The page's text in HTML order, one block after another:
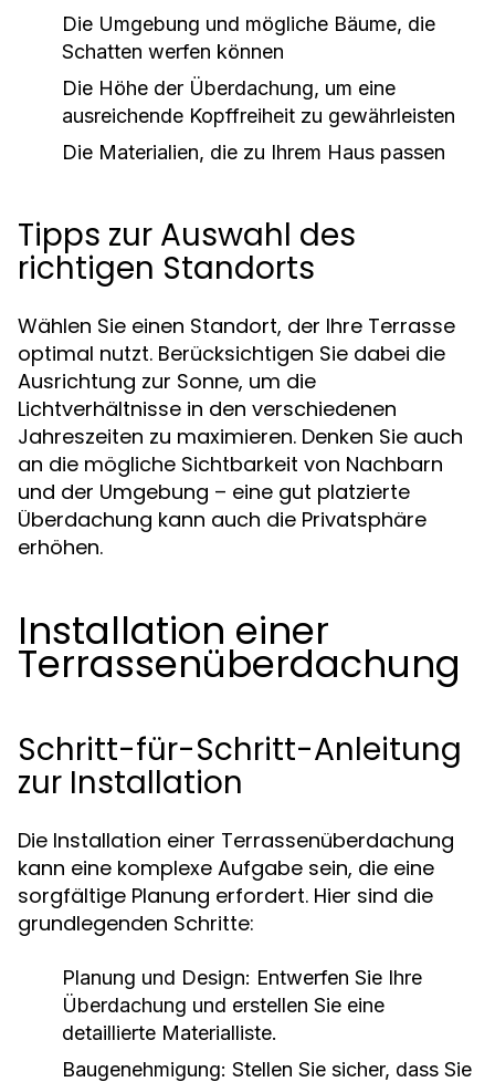
Die Umgebung und mögliche Bäume, die
Schatten werfen können
Die Höhe der Überdachung, um eine
ausreichende Kopffreiheit zu gewährleisten
Die Materialien, die zu Ihrem Haus passen
Tipps zur Auswahl des
richtigen Standorts
Wählen Sie einen Standort, der Ihre Terrasse
optimal nutzt. Berücksichtigen Sie dabei die
Ausrichtung zur Sonne, um die
Lichtverhältnisse in den verschiedenen
Jahreszeiten zu maximieren. Denken Sie auch
an die mögliche Sichtbarkeit von Nachbarn
und der Umgebung – eine gut platzierte
Überdachung kann auch die Privatsphäre
erhöhen.
Installation einer
Terrassenüberdachung
Schritt-für-Schritt-Anleitung
zur Installation
Die Installation einer Terrassenüberdachung
kann eine komplexe Aufgabe sein, die eine
sorgfältige Planung erfordert. Hier sind die
grundlegenden Schritte:
Planung und Design: Entwerfen Sie Ihre
Überdachung und erstellen Sie eine
detaillierte Materialliste.
Baugenehmigung: Stellen Sie sicher, dass Sie